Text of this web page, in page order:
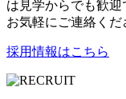
は見学からでも歓迎
お気軽にご連絡くだ
採用情報はこちら